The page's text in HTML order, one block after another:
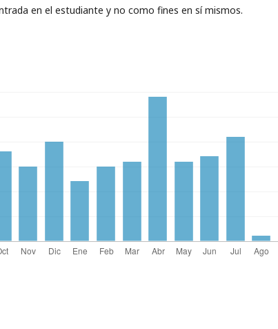
en el estudiante y no como fines en sí mismos.